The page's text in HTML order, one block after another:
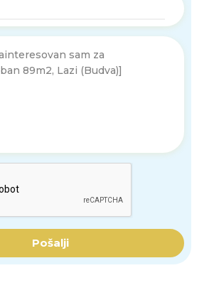
Pošalji